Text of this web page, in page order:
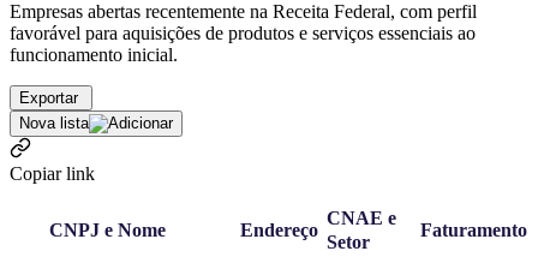
Empresas abertas recentemente na Receita Federal, com perfil
favorável para aquisições de produtos e serviços essenciais ao
funcionamento inicial.
Exportar
Nova lista
Copiar link
CNPJ e Nome Endereço
CNAE e
Setor
Faturamento